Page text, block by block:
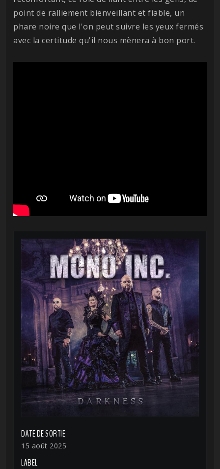
point de ralliement bienveillant et fiable, un
phare noire que l'on peut suivre les yeux fermés
avec la certitude qu'il nous mènera à bon port.
DATE DE SORTIE
15 août 2025
LABEL